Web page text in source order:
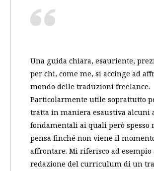
Una guida chiara, esauriente,
per chi, come me, si accinge ad
mondo delle traduzioni freelance.
Particolarmente utile soprattutto
tratta in maniera esaustiva alcuni
fondamentali ai quali però spesso
pensa finché non viene il
affrontare. Mi riferisco ad esempio
redazione del curriculum di un